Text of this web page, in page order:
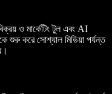
ও মার্কেটিং টুল এবং AI
শুরু করে সোশ্যাল মিডিয়া পর্যন্ত